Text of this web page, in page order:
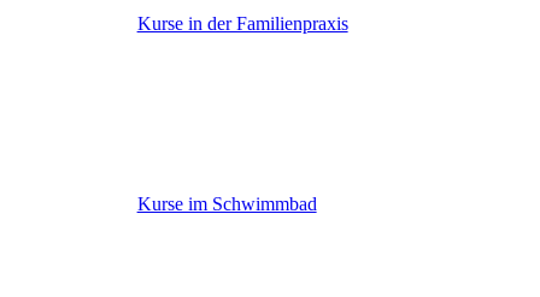
Kurse in der Familienpraxis
Kurse im Schwimmbad